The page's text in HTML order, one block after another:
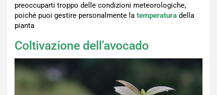
preoccuparti troppo delle condizioni meteorologiche,
poiché puoi gestire personalmente la temperatura della
pianta
Coltivazione dell’avocado